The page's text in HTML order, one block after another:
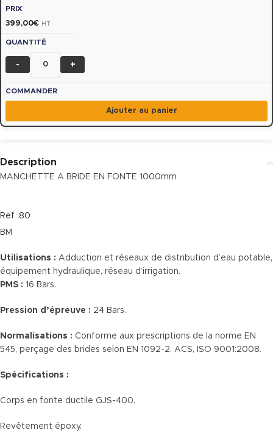
399,00€ HT
- +
Ajouter au panier
Description
MANCHETTE A BRIDE EN FONTE 1000mm
Ref :80
BM
Utilisations : Adduction et réseaux de distribution d’eau potable,
équipement hydraulique, réseau d’irrigation.
PMS : 16 Bars.
Pression d’épreuve : 24 Bars.
Normalisations : Conforme aux prescriptions de la norme EN
545, perçage des brides selon EN 1092-2, ACS, ISO 9001:2008.
Spécifications :
Corps en fonte ductile GJS-400.
Revêtement époxy.